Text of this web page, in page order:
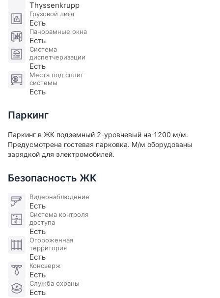
оборудованная кладовая комната.
Thyssenkrupp
Грузовой лифт
Есть
Панорамные окна
Есть
Система
диспетчеризации
Есть
Места под сплит
системы
Есть
Паркинг
Паркинг в ЖК подземный 2-уровневый на 1200 м/м.
Предусмотрена гостевая парковка. М/м оборудованы
зарядкой для электромобилей​.
Безопасность ЖК
Видеонаблюдение
Есть
Система контроля
доступа
Есть
Огороженная
территория
Есть
Консьерж
Есть
Служба охраны
Есть